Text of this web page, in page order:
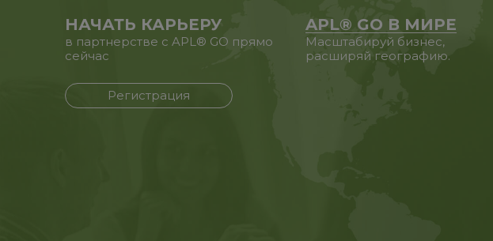
НАЧАТЬ КАРЬЕРУ
в партнерстве с APL® GO прямо
сейчас
Регистрация
APL® GO В МИРЕ
Масштабируй бизнес,
расширяй географию.